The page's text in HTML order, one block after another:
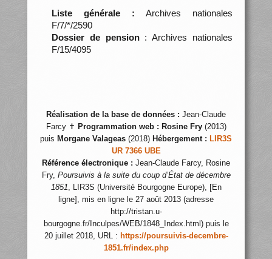
Liste générale : Archives nationales
F/7/*/2590
Dossier de pension: Archives nationales
F/15/4095
Réalisation de la base de données : Jean-Claude
Farcy ✝ Programmation web : Rosine Fry(2013)
puis Morgane Valageas (2018) Hébergement : LIR3S
UR 7366 UBE
Référence électronique : Jean-Claude Farcy, Rosine
Fry, Poursuivis à la suite du coup d’État de décembre
1851, LIR3S (Université Bourgogne Europe), [En
ligne], mis en ligne le 27 août 2013 (adresse
http://tristan.u-
bourgogne.fr/Inculpes/WEB/1848_Index.html) puis le
20 juillet 2018, URL : https://poursuivis-decembre-
1851.fr/index.php